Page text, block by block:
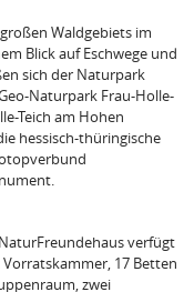
Waldgebiets im
Blick auf Eschwege und
sich der Naturpark
Naturpark Frau-Holle-
Teich am Hohen
hessisch-thüringische
verfügt
17 Betten
zwei